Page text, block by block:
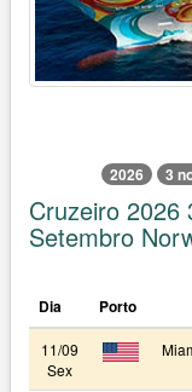
2026 3
Cruzeiro 2026
Setembro
Dia Porto
11/09
Sex